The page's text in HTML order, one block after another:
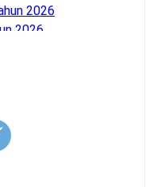
2026
2026
2026
2026